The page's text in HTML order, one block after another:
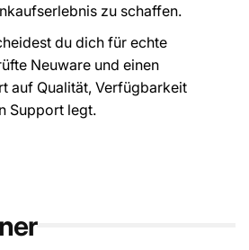
zu schaffen.
du dich für echte
Neuware und einen
auf Qualität, Verfügbarkeit
Support legt.